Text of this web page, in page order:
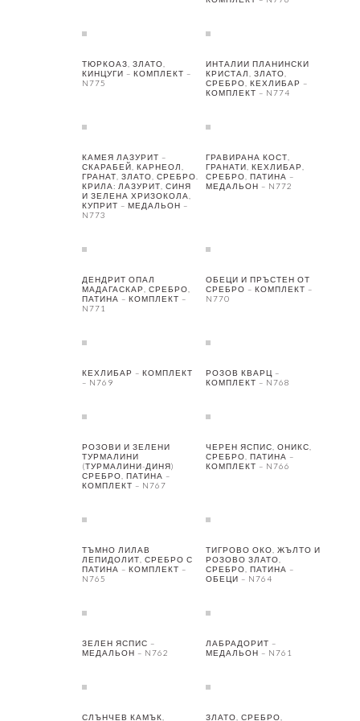
ТЮРКОАЗ, ЗЛАТО,
КИНЦУГИ – КОМПЛЕКТ –
N775
ИНТАЛИИ ПЛАНИНСКИ
КРИСТАЛ, ЗЛАТО,
СРЕБРО, КЕХЛИБАР –
КОМПЛЕКТ – N774
КАМЕЯ ЛАЗУРИТ –
СКАРАБЕЙ, КАРНЕОЛ,
ГРАНАТ, ЗЛАТО, СРЕБРО.
КРИЛА: ЛАЗУРИТ, СИНЯ
И ЗЕЛЕНА ХРИЗОКОЛА,
КУПРИТ – МЕДАЛЬОН –
N773
ГРАВИРАНА КОСТ,
ГРАНАТИ, КЕХЛИБАР,
СРЕБРО, ПАТИНА –
МЕДАЛЬОН – N772
ДЕНДРИТ ОПАЛ
МАДАГАСКАР, СРЕБРО,
ПАТИНА – КОМПЛЕКТ –
N771
ОБЕЦИ И ПРЪСТЕН ОТ
СРЕБРО – КОМПЛЕКТ –
N770
КЕХЛИБАР – КОМПЛЕКТ
– N769
РОЗОВ КВАРЦ –
КОМПЛЕКТ – N768
РОЗОВИ И ЗЕЛЕНИ
ТУРМАЛИНИ
(ТУРМАЛИНИ-ДИНЯ)
СРЕБРО, ПАТИНА –
КОМПЛЕКТ – N767
ЧЕРЕН ЯСПИС, ОНИКС,
СРЕБРО, ПАТИНА –
КОМПЛЕКТ – N766
ТЪМНО ЛИЛАВ
ЛЕПИДОЛИТ, СРЕБРО С
ПАТИНА – КОМПЛЕКТ –
N765
ТИГРОВО ОКО, ЖЪЛТО И
РОЗОВО ЗЛАТО,
СРЕБРО, ПАТИНА –
ОБЕЦИ – N764
ЗЕЛЕН ЯСПИС –
МЕДАЛЬОН – N762
ЛАБРАДОРИТ –
МЕДАЛЬОН – N761
СЛЪНЧЕВ КАМЪК, ЗЛАТО, СРЕБРО,